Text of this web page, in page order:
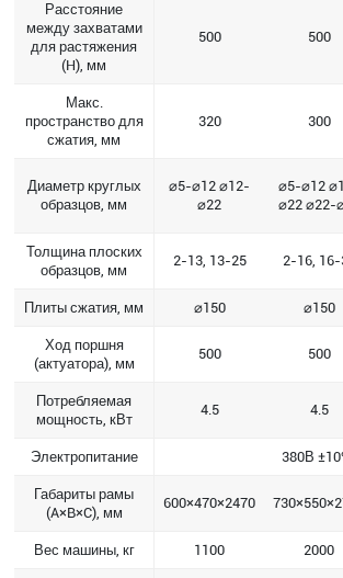
Расстояние
между захватами
для растяжения
(H), мм
500 500
Макс.
пространство для
сжатия, мм
320 300
Диаметр круглых
образцов, мм
⌀5-⌀12 ⌀12-
⌀22
⌀5-⌀12
⌀22 ⌀22-
Толщина плоских
образцов, мм
2-13, 13-25 2-16, 16-
Плиты сжатия, мм ⌀150 ⌀150
Ход поршня
(актуатора), мм
500 500
Потребляемая
мощность, кВт
4.5 4.5
Электропитание 380В
Габариты рамы
(A×B×C), мм
600×470×2470
Вес машины, кг 1100 2000